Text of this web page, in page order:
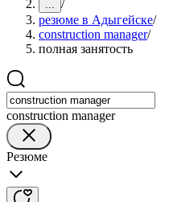
... /
резюме в Адыгейске/
construction manager/
полная занятость
construction manager
Резюме